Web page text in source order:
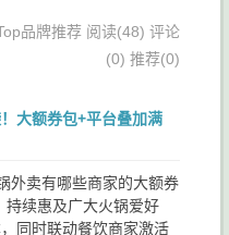
品牌推荐 阅读(48) 评论
(0) 推荐(0)
大额券包+平台叠加满
外卖有哪些商家的大额券
持续惠及广大火锅爱好
同时联动餐饮商家激活